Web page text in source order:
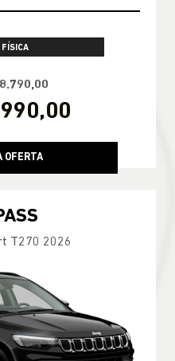
FÍSICA
OFERTA
T270 2026